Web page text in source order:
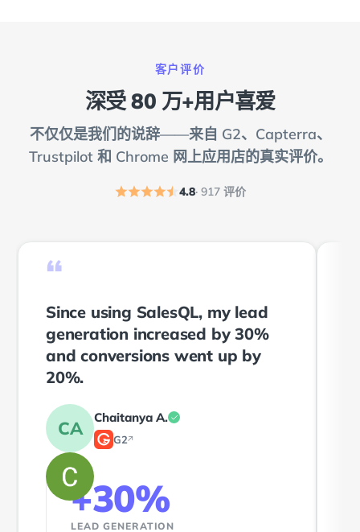
客户评价
深受 80 万+用户喜爱
不仅仅是我们的说辞——来自 G2、Capterra、
Trustpilot 和 Chrome 网上应用店的真实评价。
4.8· 917 评价
“
Since using SalesQL, my lead
generation increased by 30%
and conversions went up by
20%.
CA Chaitanya A.
2 G2↗
+30%
LEAD GENERATION